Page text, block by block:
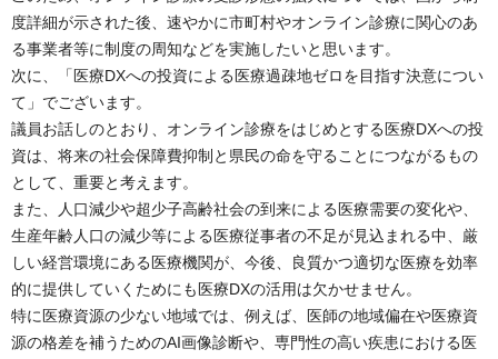
度詳細が示された後、速やかに市町村やオンライン診療に関心のあ
る事業者等に制度の周知などを実施したいと思います。
次に、「医療DXへの投資による医療過疎地ゼロを目指す決意につい
て」でございます。
議員お話しのとおり、オンライン診療をはじめとする医療DXへの投
資は、将来の社会保障費抑制と県民の命を守ることにつながるもの
として、重要と考えます。
また、人口減少や超少子高齢社会の到来による医療需要の変化や、
生産年齢人口の減少等による医療従事者の不足が見込まれる中、厳
しい経営環境にある医療機関が、今後、良質かつ適切な医療を効率
的に提供していくためにも医療DXの活用は欠かせません。
特に医療資源の少ない地域では、例えば、医師の地域偏在や医療資
源の格差を補うためのAI画像診断や、専門性の高い疾患における医